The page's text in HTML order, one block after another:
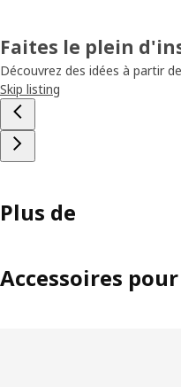
Faites le plein
Découvrez des idées à partir
Skip listing
Plus de
Accessoires pour